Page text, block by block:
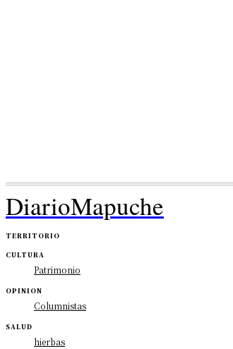
DiarioMapuche
TERRITORIO
CULTURA
Patrimonio
OPINION
Columnistas
SALUD
hierbas